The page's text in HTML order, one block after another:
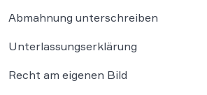
Abmahnung unterschreiben
Unterlassungserklärung
Recht am eigenen Bild